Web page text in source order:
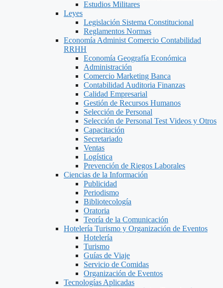
Estudios Militares
Leyes
Legislación Sistema Constitucional
Reglamentos Normas
Economía Administ Comercio Contabilidad
RRHH
Economía Geografía Económica
Administración
Comercio Marketing Banca
Contabilidad Auditoria Finanzas
Calidad Empresarial
Gestión de Recursos Humanos
Selección de Personal
Selección de Personal Test Videos y Otros
Capacitación
Secretariado
Ventas
Logística
Prevención de Riegos Laborales
Ciencias de la Información
Publicidad
Periodismo
Bibliotecología
Oratoria
Teoría de la Comunicación
Hotelería Turismo y Organización de Eventos
Hotelería
Turismo
Guías de Viaje
Servicio de Comidas
Organización de Eventos
Tecnologías Aplicadas